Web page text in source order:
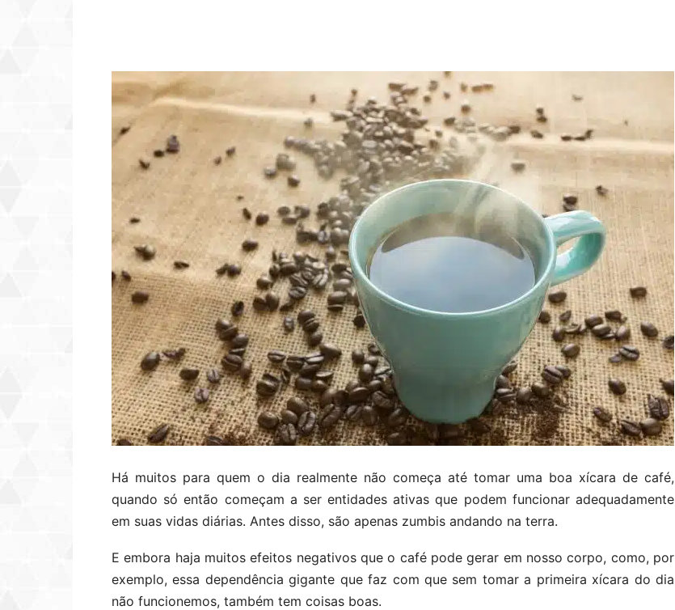
Há muitos para quem o dia realmente não começa até tomar uma boa xícara de café,
quando só então começam a ser entidades ativas que podem funcionar adequadamente
em suas vidas diárias. Antes disso, são apenas zumbis andando na terra.
E embora haja muitos efeitos negativos que o café pode gerar em nosso corpo, como, por
exemplo, essa dependência gigante que faz com que sem tomar a primeira xícara do dia
não funcionemos, também tem coisas boas.